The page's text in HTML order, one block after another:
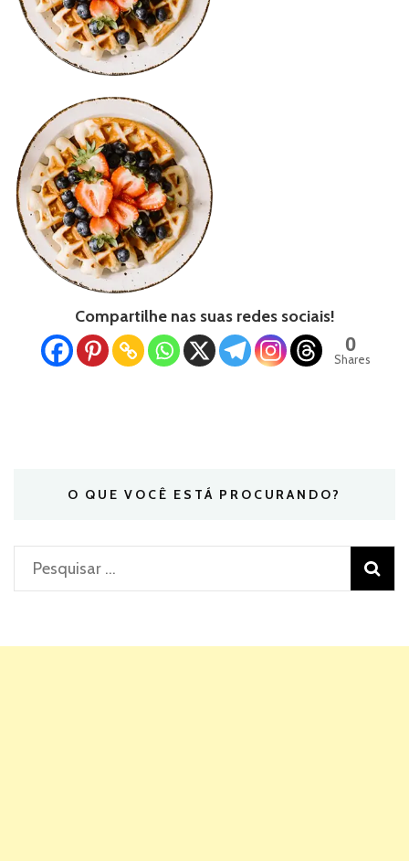
Compartilhe nas suas redes sociais!
0
Shares
O QUE VOCÊ ESTÁ PROCURANDO?
Pesquisar
por: